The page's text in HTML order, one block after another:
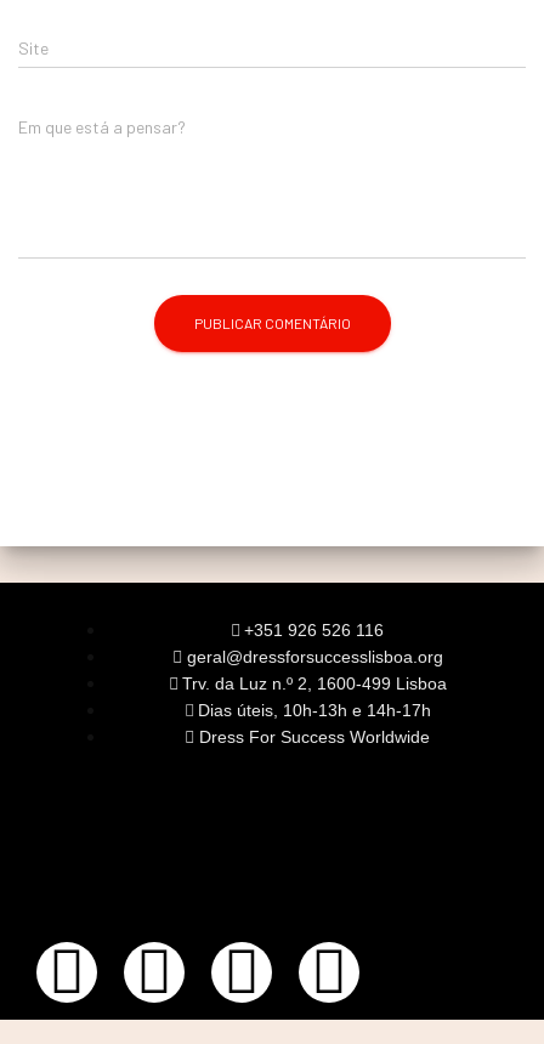
Site
Em que está a pensar?
+351 926 526 116
geral@dressforsuccesslisboa.org
Trv. da Luz n.º 2, 1600-499 Lisboa
Dias úteis, 10h-13h e 14h-17h
Dress For Success Worldwide